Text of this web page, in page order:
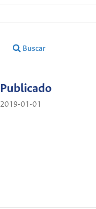
Buscar
Publicado
2019-01-01